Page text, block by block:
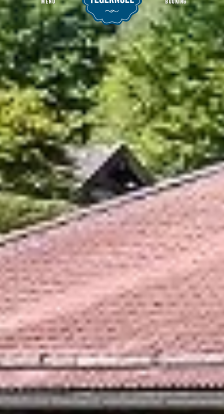
Welcome Page Mountain gastronomy Lieberhof
MENU BOOKING